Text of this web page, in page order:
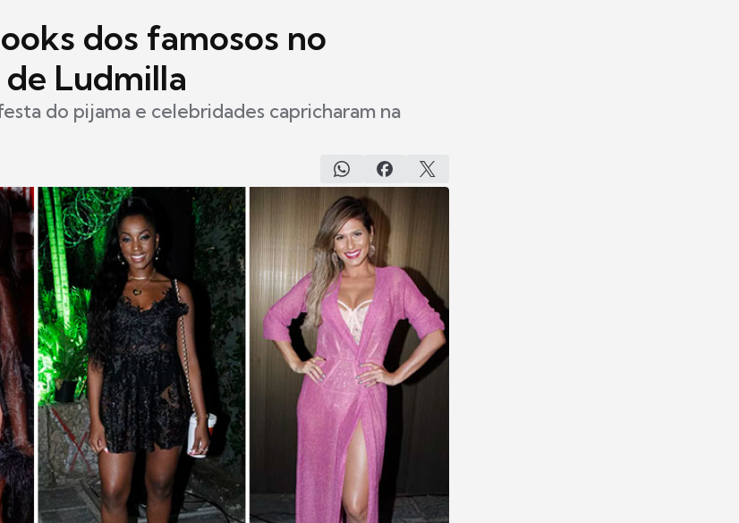
dos famosos no
Ludmilla
do pijama e celebridades capricharam na